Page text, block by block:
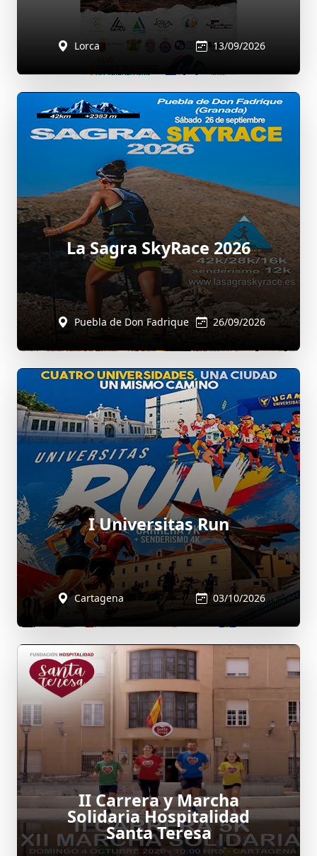
Lorca 13/09/2026
La Sagra SkyRace 2026
Puebla de Don Fadrique 26/09/2026
I Universitas Run
Cartagena 03/10/2026
II Carrera y Marcha
Solidaria Hospitalidad
Santa Teresa